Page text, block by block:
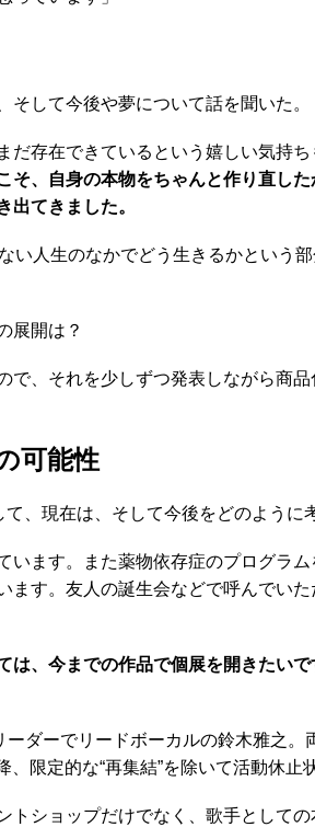
して今後や夢について話を聞いた。
だ存在できているという嬉しい気持
そ、自身の本物をちゃんと作り直し
出てきました。
人生のなかでどう生きるかという
展開は？
で、それを少しずつ発表しながら商
可能性
、現在は、そして今後をどのように
います。また薬物依存症のプログラ
ます。友人の誕生会などで呼んでい
は、今までの作品で個展を開きたい
ーダーでリードボーカルの鈴木雅之
限定的な“再集結”を除いて活動休止
ショップだけでなく、歌手として